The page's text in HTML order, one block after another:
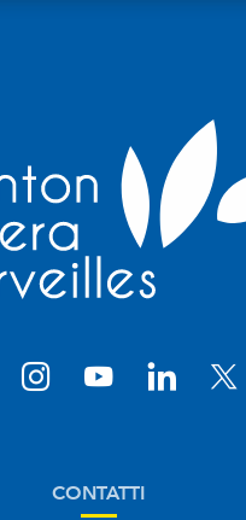
CONTATTI